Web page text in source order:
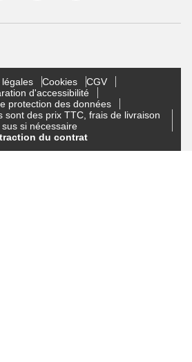
Cookies
CGV
d'accessibilité
protection des données
sont des prix TTC, frais de livraison
sus si nécessaire
du contrat